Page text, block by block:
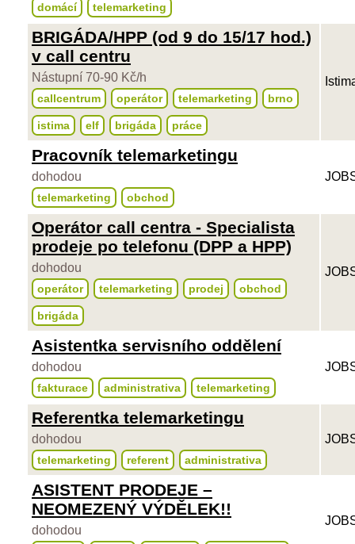
domácí telemarketing
BRIGÁDA/HPP (od 9 do 15/17 hod.)
v call centru
Nástupní 70-90 Kč/h
callcentrum operátor telemarketing brno
istima elf brigáda práce
Pracovník telemarketingu
dohodou
telemarketing obchod
Operátor call centra - Specialista
prodeje po telefonu (DPP a HPP)
dohodou
operátor telemarketing prodej obchod
brigáda
Asistentka servisního oddělení
dohodou
fakturace administrativa telemarketing
Referentka telemarketingu
dohodou
telemarketing referent administrativa
ASISTENT PRODEJE –
NEOMEZENÝ VÝDĚLEK!!
dohodou